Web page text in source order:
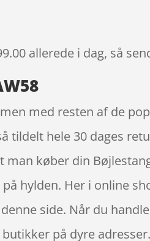
allerede i dag, så
med resten af de
tildelt hele 30 dages
køber din
hylden. Her i online
side. Når du
på dyre adresser.